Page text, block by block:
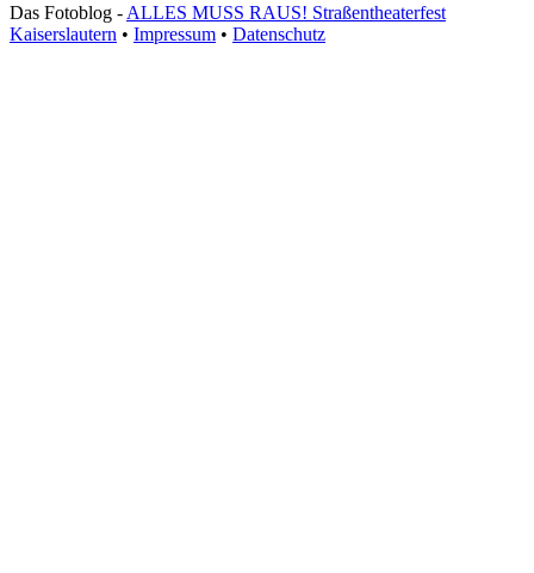
Das Fotoblog - ALLES MUSS RAUS! Straßentheaterfest
Kaiserslautern • Impressum • Datenschutz